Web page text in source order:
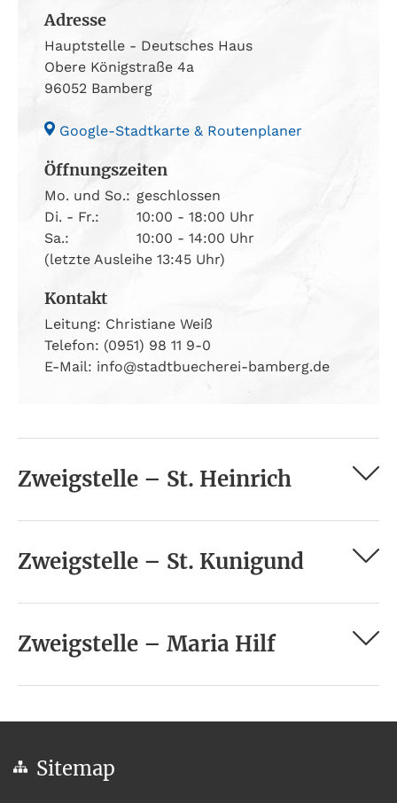
Adresse
Hauptstelle - Deutsches Haus
Obere Königstraße 4a
96052 Bamberg
Google-Stadtkarte & Routenplaner
Öffnungszeiten
Mo. und So.: geschlossen
Di. - Fr.:
10:00 - 18:00 Uhr
Sa.:
10:00 - 14:00 Uhr
(letzte Ausleihe 13:45 Uhr)
Kontakt
Leitung: Christiane Weiß
Telefon: (0951) 98 11 9-0
E-Mail: info@stadtbuecherei-bamberg.de
Zweigstelle – St. Heinrich
Zweigstelle – St. Kunigund
Zweigstelle – Maria Hilf
Sitemap